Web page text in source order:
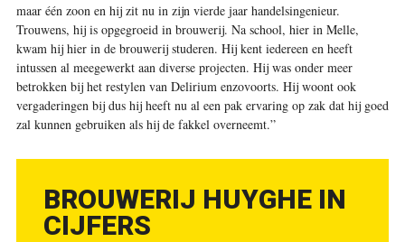
maar één zoon en hij zit nu in zijn vierde jaar handelsingenieur.
Trouwens, hij is opgegroeid in brouwerij. Na school, hier in Melle,
kwam hij hier in de brouwerij studeren. Hij kent iedereen en heeft
intussen al meegewerkt aan diverse projecten. Hij was onder meer
betrokken bij het restylen van Delirium enzovoorts. Hij woont ook
vergaderingen bij dus hij heeft nu al een pak ervaring op zak dat hij goed
zal kunnen gebruiken als hij de fakkel overneemt.”
BROUWERIJ HUYGHE IN
CIJFERS